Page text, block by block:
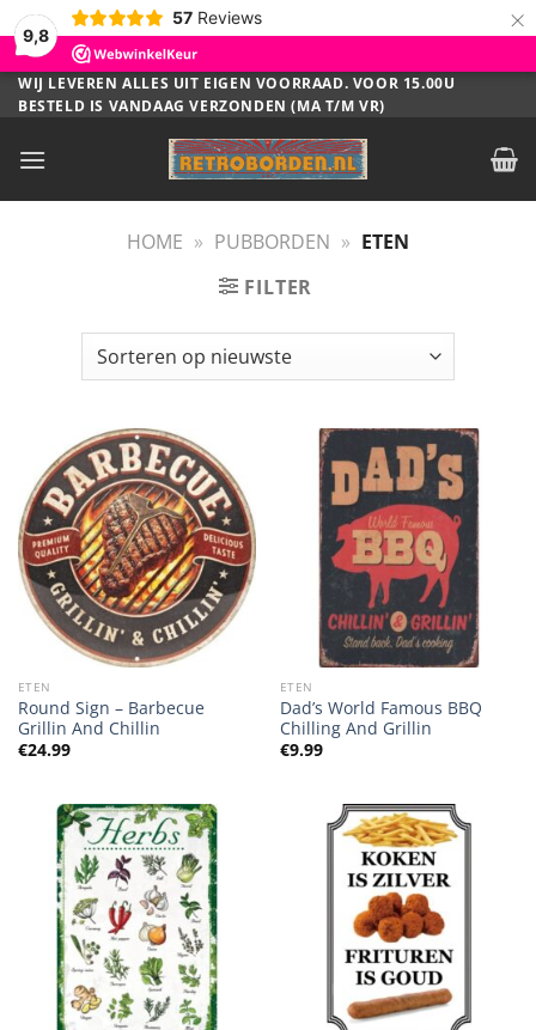
9,8
57 Reviews ×
Ga
naar
WIJ LEVEREN ALLES UIT EIGEN VOORRAAD. VOOR 15.00U
BESTELD IS VANDAAG VERZONDEN (MA T/M VR)
HOME » PUBBORDEN » ETEN
FILTER
ETEN
Round Sign – Barbecue
Grillin And Chillin
€24.99
ETEN
Dad’s World Famous BBQ
Chilling And Grillin
€9.99